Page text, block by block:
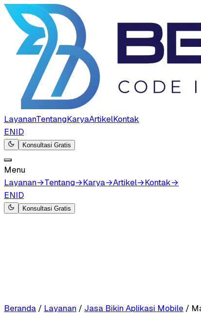
LayananTentangKaryaArtikelKontak
ENID
Konsultasi Gratis
Menu
Layanan→Tentang→Karya→Artikel→Kontak→
ENID
Konsultasi Gratis
Beranda / Layanan / Jasa Bikin Aplikasi Mobile /